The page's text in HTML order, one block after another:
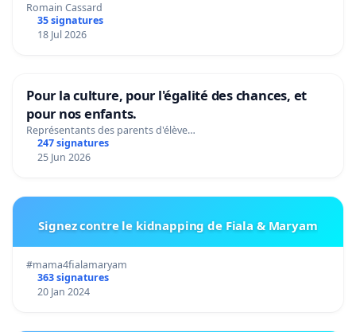
Romain Cassard
35 signatures
18 Jul 2026
Pour la culture, pour l'égalité des chances, et
pour nos enfants.
Représentants des parents d'élève…
247 signatures
25 Jun 2026
Signez contre le kidnapping de Fiala & Maryam
#mama4fialamaryam
363 signatures
20 Jan 2024